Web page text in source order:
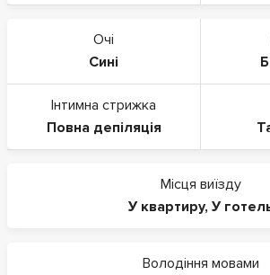
Очі
Сині
Інтимна стрижка
Повна депіляція
Місця виїзду
У квартиру, У
Володіння мовами